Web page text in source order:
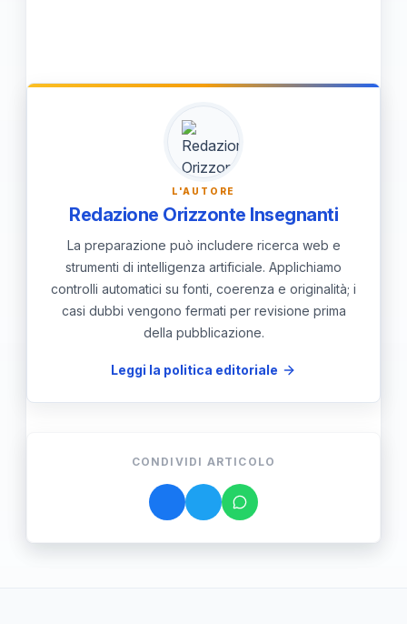
movimenti sociali, contribuendo a
mobilitare l'opinione pubblica e a generare
cambiamento sociale.
L'AUTORE
Redazione Orizzonte Insegnanti
La preparazione può includere ricerca web e
strumenti di intelligenza artificiale. Applichiamo
controlli automatici su fonti, coerenza e originalità; i
casi dubbi vengono fermati per revisione prima
della pubblicazione.
Leggi la politica editoriale
CONDIVIDI ARTICOLO